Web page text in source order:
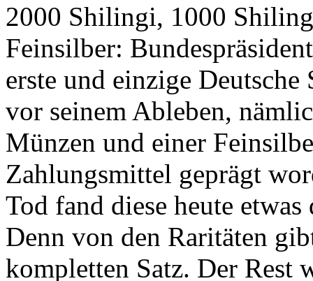
2000 Shilingi, 1000
Feinsilber:
erste und einzige Deutsche
vor seinem Ableben,
Münzen und einer
Zahlungsmittel geprägt
Tod fand diese heute
Denn von den Raritäten
kompletten Satz. Der Rest